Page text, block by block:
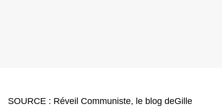
SOURCE : Réveil Communiste, le blog deGille